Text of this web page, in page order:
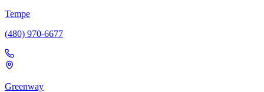
Tempe
(480) 970-6677
Greenway